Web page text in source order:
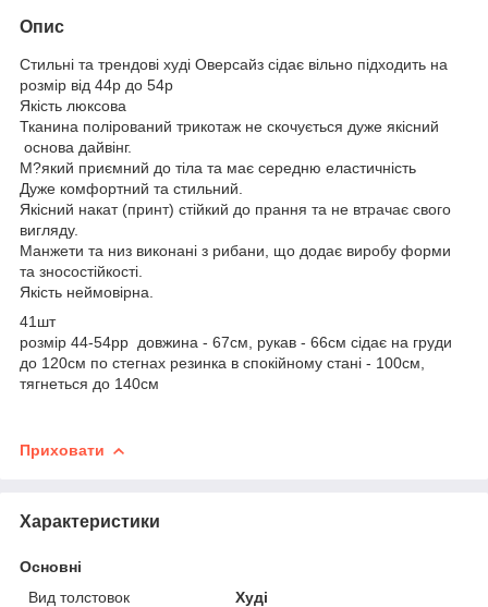
Опис
Стильні та трендові худі Оверсайз сідає вільно підходить на
розмір від 44р до 54р
Якість люксова
Тканина полірований трикотаж не скочується дуже якісний
основа дайвінг.
М?який приємний до тіла та має середню еластичність
Дуже комфортний та стильний.
Якісний накат (принт) стійкий до прання та не втрачає свого
вигляду.
Манжети та низ виконані з рибани, що додає виробу форми
та зносостійкості.
Якість неймовірна.
41шт
розмір 44-54рр довжина - 67см, рукав - 66см сідає на груди
до 120см по стегнах резинка в спокійному стані - 100см,
тягнеться до 140см
Приховати
Характеристики
Основні
Вид толстовок
Худі